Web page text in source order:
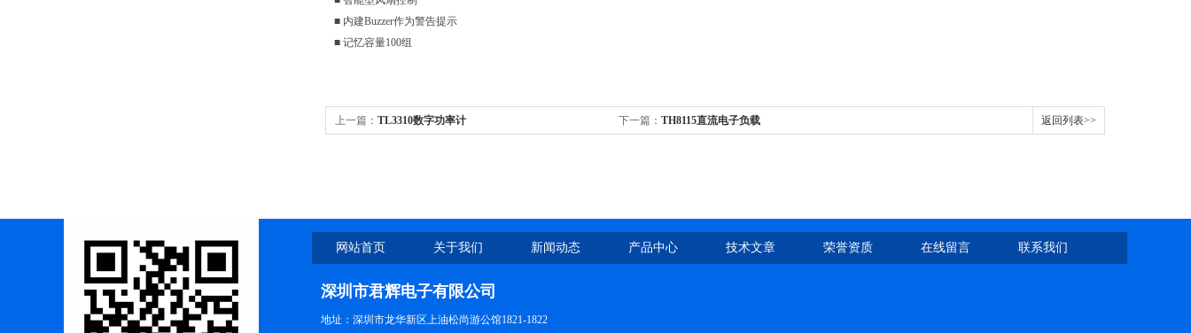
■ 内建Buzzer作为警告提示
■ 记忆容量100组
上一篇： TL3310数字功率计 下一篇： TH8115直流电子负载 返回列表>>
网站首页 关于我们 新闻动态 产品中心 技术文章 荣誉资质 在线留言 联系我们
深圳市君辉电子有限公司
地址：深圳市龙华新区上油松尚游公馆1821-1822